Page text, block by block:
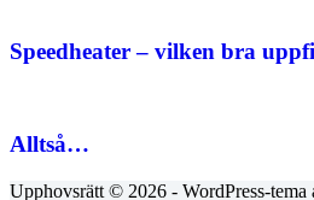
Speedheater – vilken bra
Alltså…
Upphovsrätt © 2026 - WordPress-tema